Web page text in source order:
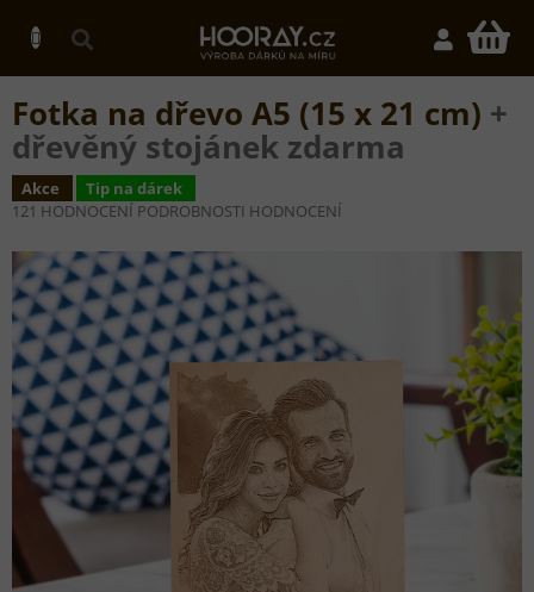
obsah
Fotka na dřevo A5 (15 x 21 cm) +
dřevěný stojánek zdarma
Akce Tip na dárek
PRŮMĚRNÉ
PRODUKTU
JE
5,0
Z
HVĚZDIČEK.
121 HODNOCENÍ PODROBNOSTI HODNOCENÍ